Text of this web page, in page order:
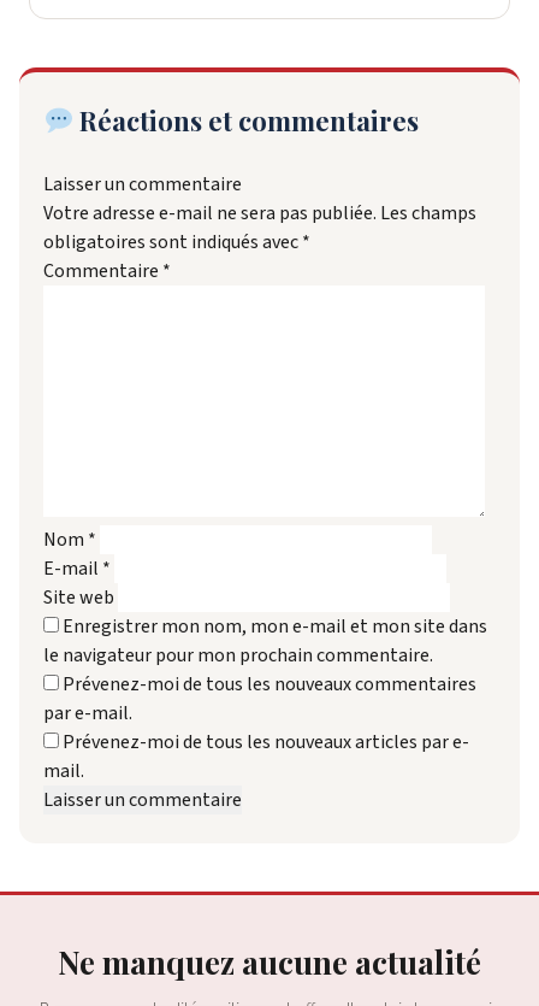
Réactions et commentaires
Laisser un commentaire
Votre adresse e-mail ne sera pas publiée. Les champs
obligatoires sont indiqués avec*
Commentaire *
Nom *
E-mail *
Site web
Enregistrer mon nom, mon e-mail et mon site dans
le navigateur pour mon prochain commentaire.
Prévenez-moi de tous les nouveaux commentaires
par e-mail.
Prévenez-moi de tous les nouveaux articles par e-
mail.
Ne manquez aucune actualité